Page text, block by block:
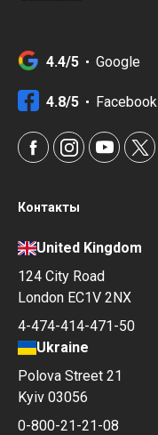
4.4/5 Google
4.8/5 Facebook
Контакты
United Kingdom
124 City Road
London EC1V 2NX
4-474-414-471-50
Ukraine
Polova Street 21
Kyiv 03056
0-800-21-21-08